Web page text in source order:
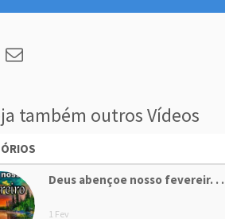
também outros Vídeos
Deus abençoe nosso fevereir. . .
1 Fev